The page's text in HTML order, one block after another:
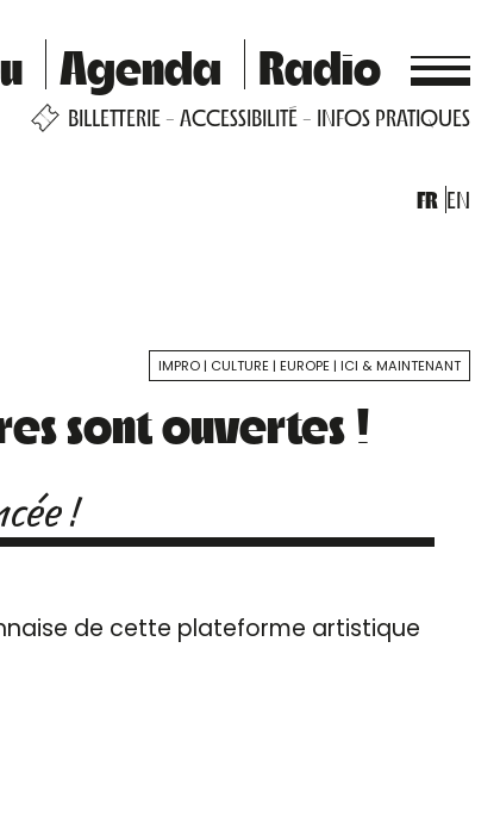
Agenda Radio
BILLETTERIE ACCESSIBILITÉ INFOS PRATIQUES
FR EN
IMPRO CULTURE EUROPE ICI & MAINTENANT
sont ouvertes !
!
de cette plateforme artistique